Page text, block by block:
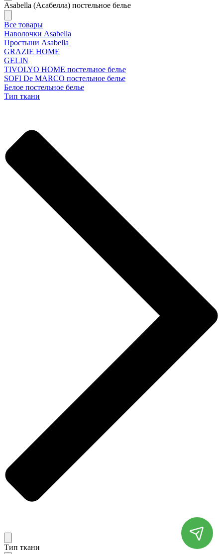
Asabella (Асабелла) постельное белье
Все товары
Наволочки Asabella
Простыни Asabella
GRAZIE HOME
GELIN
TIVOLYO HOME постельное белье
SOFI De MARCO постельное белье
Белое постельное белье
Тип ткани
Тип ткани